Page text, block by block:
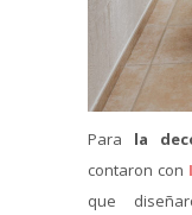
Para la
contaron con
que